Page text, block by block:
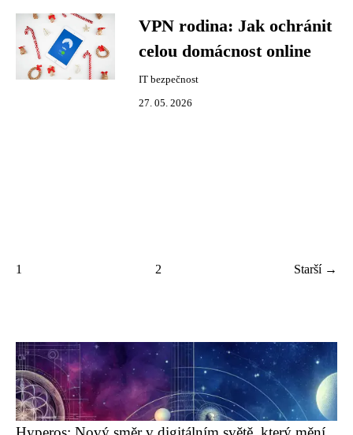
VPN rodina: Jak ochránit
celou domácnost online
IT bezpečnost
27. 05. 2026
1 2 Starší →